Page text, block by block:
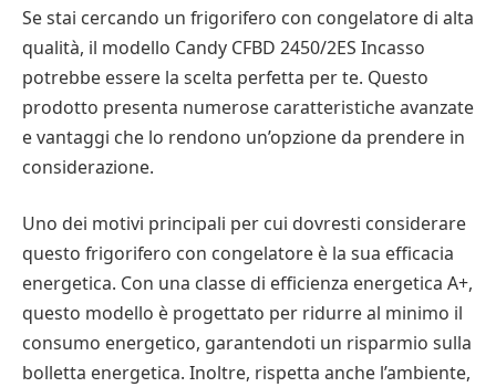
Se stai cercando un frigorifero con congelatore di alta
qualità, il modello Candy CFBD 2450/2ES Incasso
potrebbe essere la scelta perfetta per te. Questo
prodotto presenta numerose caratteristiche avanzate
e vantaggi che lo rendono un’opzione da prendere in
considerazione.
Uno dei motivi principali per cui dovresti considerare
questo frigorifero con congelatore è la sua efficacia
energetica. Con una classe di efficienza energetica A+,
questo modello è progettato per ridurre al minimo il
consumo energetico, garantendoti un risparmio sulla
bolletta energetica. Inoltre, rispetta anche l’ambiente,